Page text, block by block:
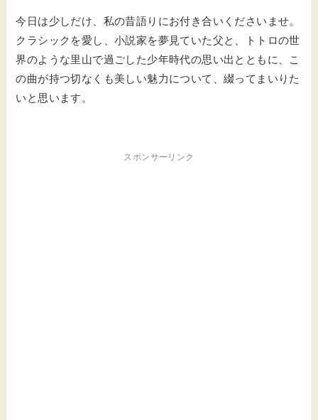
今日は少しだけ、私の昔語りにお付き合いくださいませ。
クラシックを愛し、小説家を夢見ていた父と、トトロの世
界のような里山で過ごした少年時代の思い出とともに、こ
の曲が持つ切なくも美しい魅力について、綴ってまいりた
いと思います。
スポンサーリンク